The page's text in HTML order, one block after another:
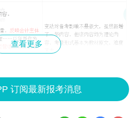
查看更多
订阅最新报考消息